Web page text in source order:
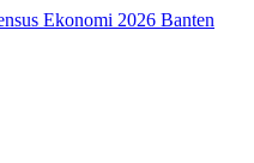
Ekonomi 2026 Banten